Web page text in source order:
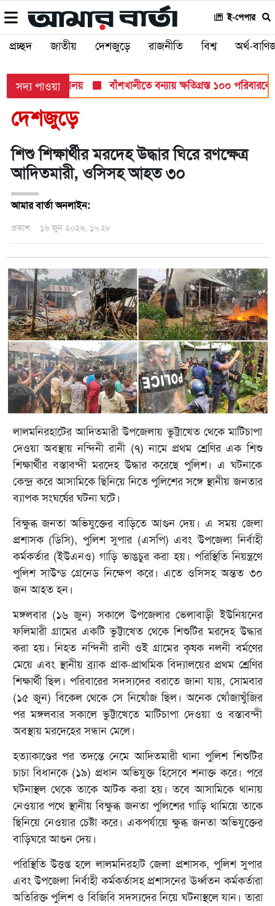
ই-পেপার
প্রচ্ছদ জাতীয় দেশজুড়ে রাজনীতি বিশ্ব অর্থ-
সদ্য পাওয়া
শিক্ষা মন্ত্রণালয় বাঁশখালীতে বন্যায় ক্ষতিগ্রস্ত ১০০ পরিবারকে ঘর
দেশজুড়ে
শিশু শিক্ষার্থীর মরদেহ উদ্ধার ঘিরে রণক্ষেত্র
আদিতমারী, ওসিসহ আহত ৩০
আমার বার্তা অনলাইন:
প্রকাশ: ১৬ জুন ২০২৬, ১৭:২৮
লালমনিরহাটের আদিতমারী উপজেলায় ভুট্টাখেত থেকে মাটিচাপা
দেওয়া অবস্থায় নন্দিনী রানী (৭) নামে প্রথম শ্রেণির এক শিশু
শিক্ষার্থীর বস্তাবন্দী মরদেহ উদ্ধার করেছে পুলিশ। এ ঘটনাকে
কেন্দ্র করে আসামিকে ছিনিয়ে নিতে পুলিশের সঙ্গে স্থানীয় জনতার
ব্যাপক সংঘর্ষের ঘটনা ঘটে।
বিক্ষুব্ধ জনতা অভিযুক্তের বাড়িতে আগুন দেয়। এ সময় জেলা
প্রশাসক (ডিসি), পুলিশ সুপার (এসপি) এবং উপজেলা নির্বাহী
কর্মকর্তার (ইউএনও) গাড়ি ভাঙচুর করা হয়। পরিস্থিতি নিয়ন্ত্রণে
পুলিশ সাউন্ড গ্রেনেড নিক্ষেপ করে। এতে ওসিসহ অন্তত ৩০
জন আহত হন।
মঙ্গলবার (১৬ জুন) সকালে উপজেলার ভেলাবাড়ী ইউনিয়নের
ফলিমারী গ্রামের একটি ভুট্টাখেত থেকে শিশুটির মরদেহ উদ্ধার
করা হয়। নিহত নন্দিনী রানী ওই গ্রামের কৃষক নলনী বর্মণের
মেয়ে এবং স্থানীয় ব্র্যাক প্রাক-প্রাথমিক বিদ্যালয়ের প্রথম শ্রেণির
শিক্ষার্থী ছিল। পরিবারের সদস্যদের বরাতে জানা যায়, সোমবার
(১৫ জুন) বিকেল থেকে সে নিখোঁজ ছিল। অনেক খোঁজাখুঁজির
পর মঙ্গলবার সকালে ভুট্টাখেতে মাটিচাপা দেওয়া ও বস্তাবন্দী
অবস্থায় মরদেহের সন্ধান মেলে।
হত্যাকাণ্ডের পর তদন্তে নেমে আদিতমারী থানা পুলিশ শিশুটির
চাচা বিধানকে (১৯) প্রধান অভিযুক্ত হিসেবে শনাক্ত করে। পরে
ঘটনাস্থল থেকে তাকে আটক করা হয়। তবে আসামিকে থানায়
নেওয়ার পথে স্থানীয় বিক্ষুব্ধ জনতা পুলিশের গাড়ি থামিয়ে তাকে
ছিনিয়ে নেওয়ার চেষ্টা করে। একপর্যায়ে ক্ষুব্ধ জনতা অভিযুক্তের
বাড়িঘরে আগুন দেয়।
পরিস্থিতি উত্তপ্ত হলে লালমনিরহাট জেলা প্রশাসক, পুলিশ সুপার
এবং উপজেলা নির্বাহী কর্মকর্তাসহ প্রশাসনের ঊর্ধ্বতন কর্মকর্তারা
অতিরিক্ত পুলিশ ও বিজিবি সদস্যদের নিয়ে ঘটনাস্থলে যান। তারা